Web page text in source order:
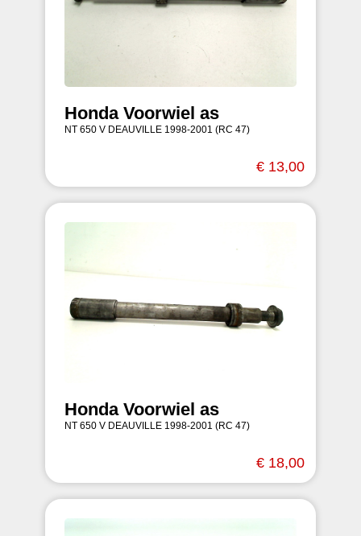
Honda Voorwiel as
NT 650 V DEAUVILLE 1998-2001 (RC 47)
€ 13,00
Honda Voorwiel as
NT 650 V DEAUVILLE 1998-2001 (RC 47)
€ 18,00